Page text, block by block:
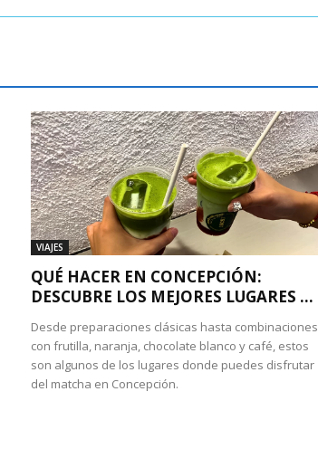
VIAJES
QUÉ HACER EN CONCEPCIÓN:
DESCUBRE LOS MEJORES LUGARES ...
Desde preparaciones clásicas hasta combinaciones
con frutilla, naranja, chocolate blanco y café, estos
son algunos de los lugares donde puedes disfrutar
del matcha en Concepción.